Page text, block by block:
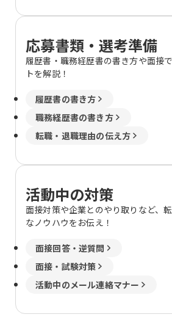
応募書類・選考準備
履歴書・職務経歴書の書き方や面接
トを解説！
履歴書の書き方
職務経歴書の書き方
転職・退職理由の伝え方
活動中の対策
面接対策や企業とのやり取りなど、
なノウハウをお伝え！
面接回答・逆質問
面接・試験対策
活動中のメール連絡マナー